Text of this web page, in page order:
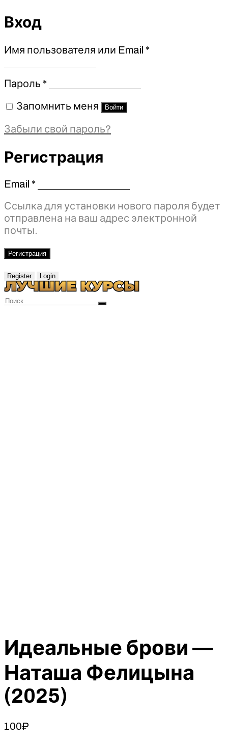
Вход
Имя пользователя или Email *Обязательно
Пароль *Обязательно
Запомнить меня Войти
Забыли свой пароль?
Регистрация
Email *Обязательно
Ссылка для установки нового пароля будет
отправлена ​​на ваш адрес электронной
почты.
Регистрация
Register Login
Идеальные брови —
Наташа Фелицына
(2025)
100₽